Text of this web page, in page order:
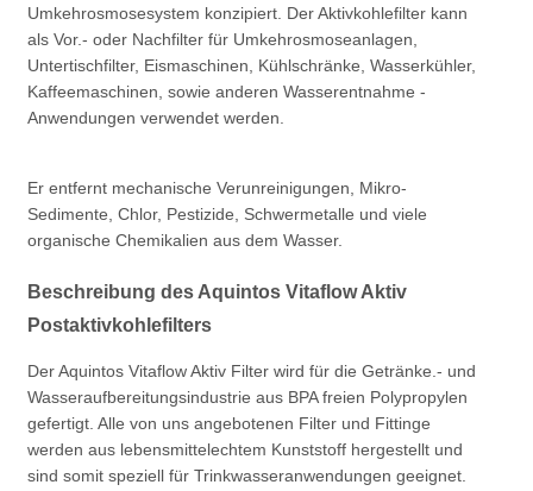
Umkehrosmosesystem konzipiert. Der Aktivkohlefilter kann
als Vor.- oder Nachfilter für Umkehrosmoseanlagen,
Untertischfilter, Eismaschinen, Kühlschränke, Wasserkühler,
Kaffeemaschinen, sowie anderen Wasserentnahme -
Anwendungen verwendet werden.
Er entfernt mechanische Verunreinigungen, Mikro-
Sedimente, Chlor, Pestizide, Schwermetalle und viele
organische Chemikalien aus dem Wasser.
Beschreibung des Aquintos Vitaflow Aktiv
Postaktivkohlefilters
Der Aquintos Vitaflow Aktiv Filter wird für die Getränke.- und
Wasseraufbereitungsindustrie aus BPA freien Polypropylen
gefertigt. Alle von uns angebotenen Filter und Fittinge
werden aus lebensmittelechtem Kunststoff hergestellt und
sind somit speziell für Trinkwasseranwendungen geeignet.